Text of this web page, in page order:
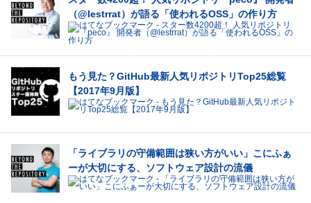
（@lestrrat）が語る「使われるOSS」の作り方
もう見た？GitHub最新人気リポジトリTop25総覧
【2017年9月版】
「ライブラリの守備範囲は狭い方がいい」こにふぁ
ーが大切にする、ソフトウェア設計の流儀